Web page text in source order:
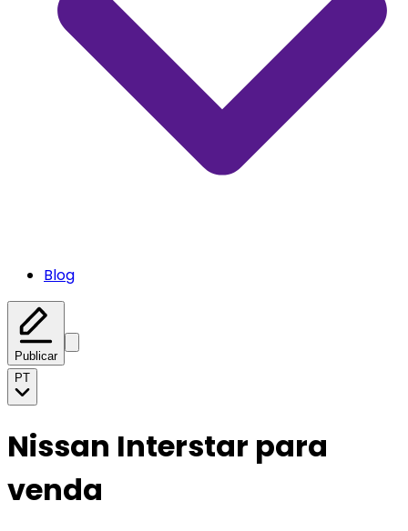
Blog
Publicar
PT
Nissan Interstar para
venda